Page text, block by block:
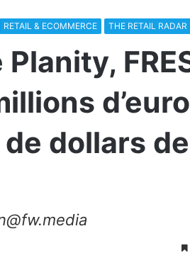
RETAIL & ECOMMERCE THE RETAIL RADAR
dollars de